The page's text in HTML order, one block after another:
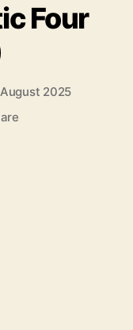
Four
2025
zu